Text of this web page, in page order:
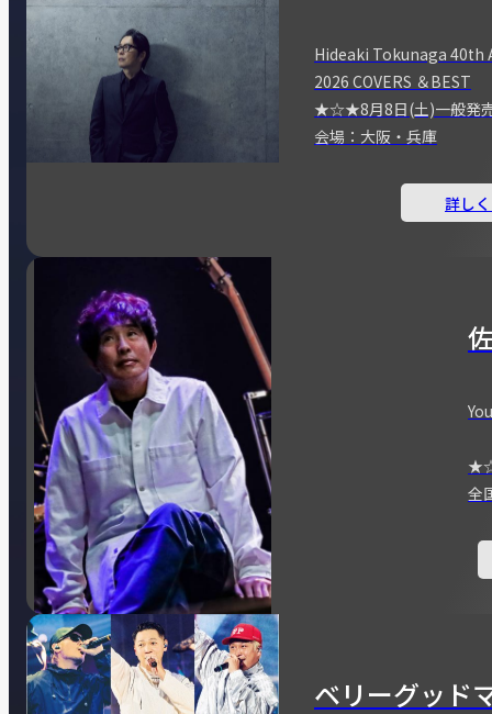
Hideaki Tokunaga 40th
2026 COVERS ＆BEST
★☆★8月8日(土)一般
会場：大阪・兵庫
詳し
全
ベリーグッド